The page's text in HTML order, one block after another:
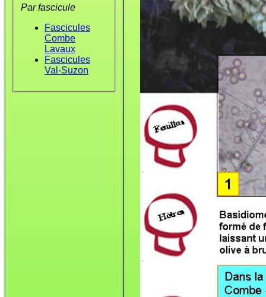
Par fascicule
Fascicules
Combe
Lavaux
Fascicules
Val-Suzon